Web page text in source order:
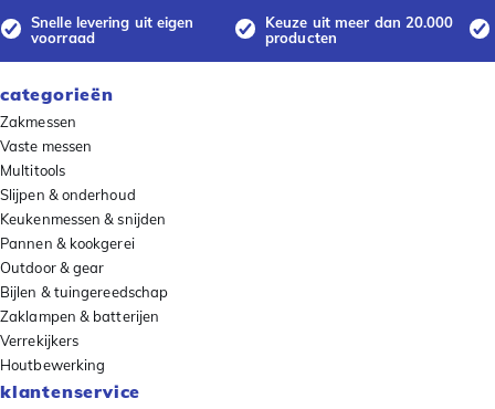
Snelle levering uit eigen
voorraad
Keuze uit meer dan 20.000
producten
categorieën
Zakmessen
Vaste messen
Multitools
Slijpen & onderhoud
Keukenmessen & snijden
Pannen & kookgerei
Outdoor & gear
Bijlen & tuingereedschap
Zaklampen & batterijen
Verrekijkers
Houtbewerking
klantenservice